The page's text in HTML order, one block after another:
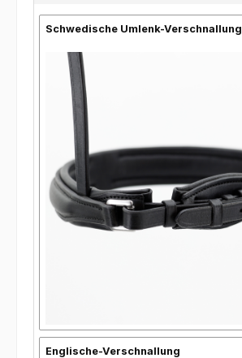
Schwedische Umlenk-Verschnallung
Englische-Verschnallung